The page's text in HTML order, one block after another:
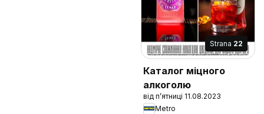
Strana 22
Каталог міцного
алкоголю
від п’ятниці 11.08.2023
Metro